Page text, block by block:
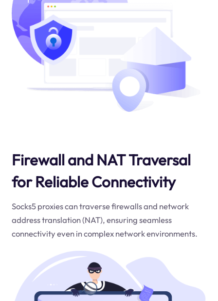
Firewall and NAT Traversal
for Reliable Connectivity
Socks5 proxies can traverse firewalls and network
address translation (NAT), ensuring seamless
connectivity even in complex network environments.